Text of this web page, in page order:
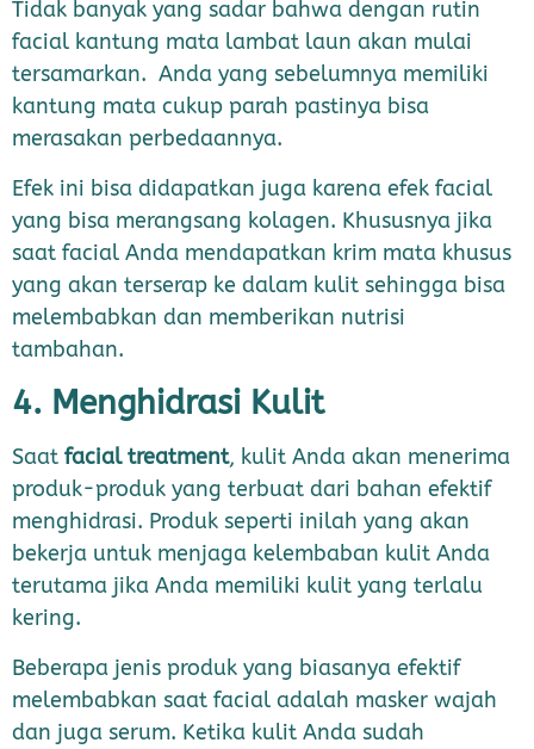
Tidak banyak yang sadar bahwa dengan rutin
facial kantung mata lambat laun akan mulai
tersamarkan. Anda yang sebelumnya memiliki
kantung mata cukup parah pastinya bisa
merasakan perbedaannya.
Efek ini bisa didapatkan juga karena efek facial
yang bisa merangsang kolagen. Khususnya jika
saat facial Anda mendapatkan krim mata khusus
yang akan terserap ke dalam kulit sehingga bisa
melembabkan dan memberikan nutrisi
tambahan.
4. Menghidrasi Kulit
Saat facial treatment, kulit Anda akan menerima
produk-produk yang terbuat dari bahan efektif
menghidrasi. Produk seperti inilah yang akan
bekerja untuk menjaga kelembaban kulit Anda
terutama jika Anda memiliki kulit yang terlalu
kering.
Beberapa jenis produk yang biasanya efektif
melembabkan saat facial adalah masker wajah
dan juga serum. Ketika kulit Anda sudah